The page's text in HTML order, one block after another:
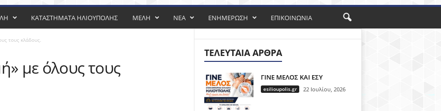
ΚΑΤΑΣΤΗΜΑΤΑ ΗΛΙΟΥΠΟΛΗΣ ΜΕΛΗ ΝΕΑ ΕΝΗΜΕΡΩΣΗ ΕΠΙΚΟΙΝΩΝΙΑ
τους κλάδους.
με όλους τους
ΤΕΛΕΥΤΑΊΑ ΆΡΘΡΑ
ΓΙΝΕ ΜΕΛΟΣ ΚΑΙ ΕΣΥ
esilioupolis.gr 22 Ιουλίου, 2026